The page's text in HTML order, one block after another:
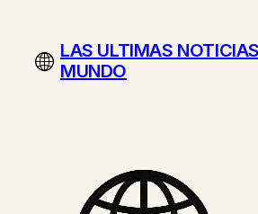
contenidoLAS ULTIMAS
MUNDO